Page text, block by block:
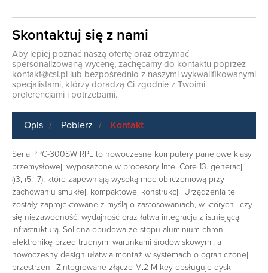
Skontaktuj się z nami
Aby lepiej poznać naszą ofertę oraz otrzymać
spersonalizowaną wycenę, zachęcamy do kontaktu poprzez
kontakt@csi.pl lub bezpośrednio z naszymi wykwalifikowanymi
specjalistami, którzy doradzą Ci zgodnie z Twoimi
preferencjami i potrzebami.
Opis Pobierz Kontakt
Seria PPC-300SW RPL to nowoczesne komputery panelowe klasy
przemysłowej, wyposażone w procesory Intel Core 13. generacji
(i3, i5, i7), które zapewniają wysoką moc obliczeniową przy
zachowaniu smukłej, kompaktowej konstrukcji. Urządzenia te
zostały zaprojektowane z myślą o zastosowaniach, w których liczy
się niezawodność, wydajność oraz łatwa integracja z istniejącą
infrastrukturą. Solidna obudowa ze stopu aluminium chroni
elektronikę przed trudnymi warunkami środowiskowymi, a
nowoczesny design ułatwia montaż w systemach o ograniczonej
przestrzeni. Zintegrowane złącze M.2 M key obsługuje dyski